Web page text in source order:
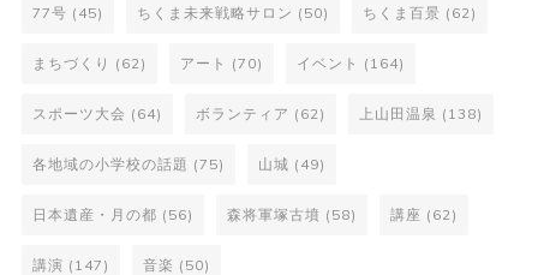
77号 (45) ちくま未来戦略サロン (50) ちくま百景 (62)
まちづくり (62) アート (70) イベント (164)
スポーツ大会 (64) ボランティア (62) 上山田温泉 (138)
各地域の小学校の話題 (75) 山城 (49)
日本遺産・月の都 (56) 森将軍塚古墳 (58) 講座 (62)
講演 (147) 音楽 (50)